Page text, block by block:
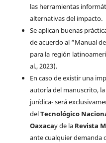
las herramientas
alternativas del impacto.
Se aplican buenas
de acuerdo al “Manual
para la región
al., 2023).
En caso de existir una
autoría del manuscrito,
jurídica- será
delTecnológico
Oaxacay de la Revista
ante cualquier demanda